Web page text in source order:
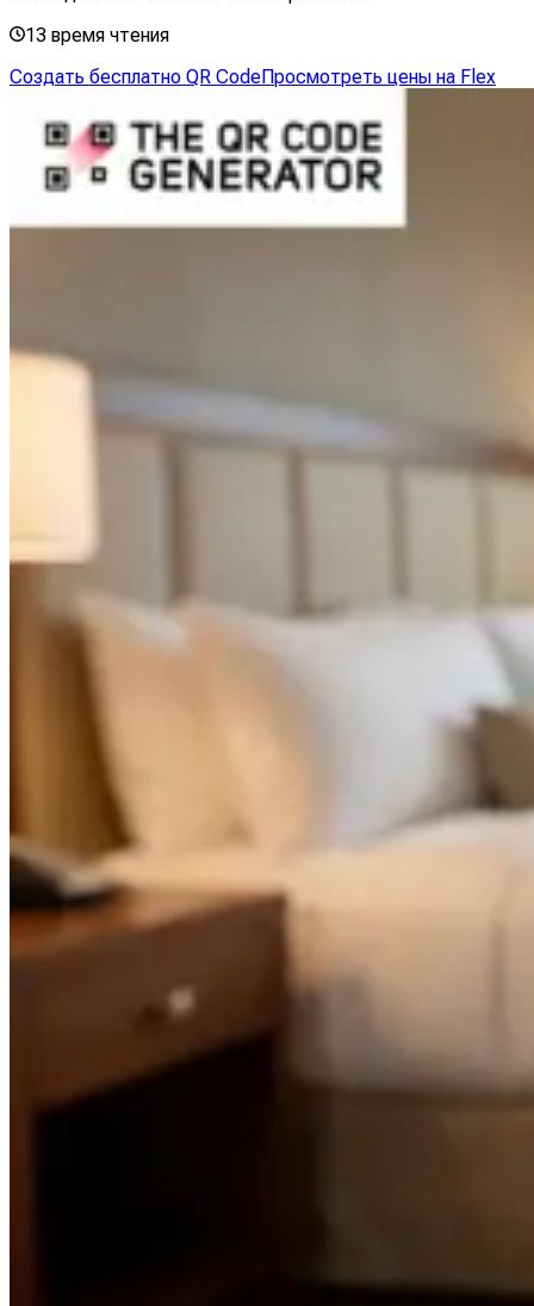
13 время чтения
Создать бесплатно QR CodeПросмотреть цены на Flex